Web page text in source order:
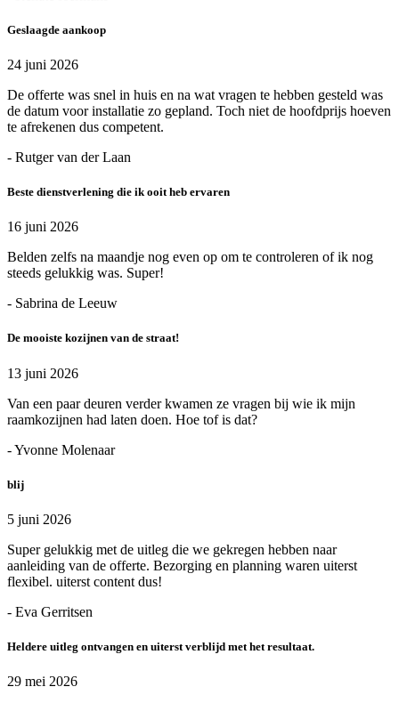
Geslaagde aankoop
24 juni 2026
De offerte was snel in huis en na wat vragen te hebben gesteld was
de datum voor installatie zo gepland. Toch niet de hoofdprijs hoeven
te afrekenen dus competent.
- Rutger van der Laan
Beste dienstverlening die ik ooit heb ervaren
16 juni 2026
Belden zelfs na maandje nog even op om te controleren of ik nog
steeds gelukkig was. Super!
- Sabrina de Leeuw
De mooiste kozijnen van de straat!
13 juni 2026
Van een paar deuren verder kwamen ze vragen bij wie ik mijn
raamkozijnen had laten doen. Hoe tof is dat?
- Yvonne Molenaar
blij
5 juni 2026
Super gelukkig met de uitleg die we gekregen hebben naar
aanleiding van de offerte. Bezorging en planning waren uiterst
flexibel. uiterst content dus!
- Eva Gerritsen
Heldere uitleg ontvangen en uiterst verblijd met het resultaat.
29 mei 2026